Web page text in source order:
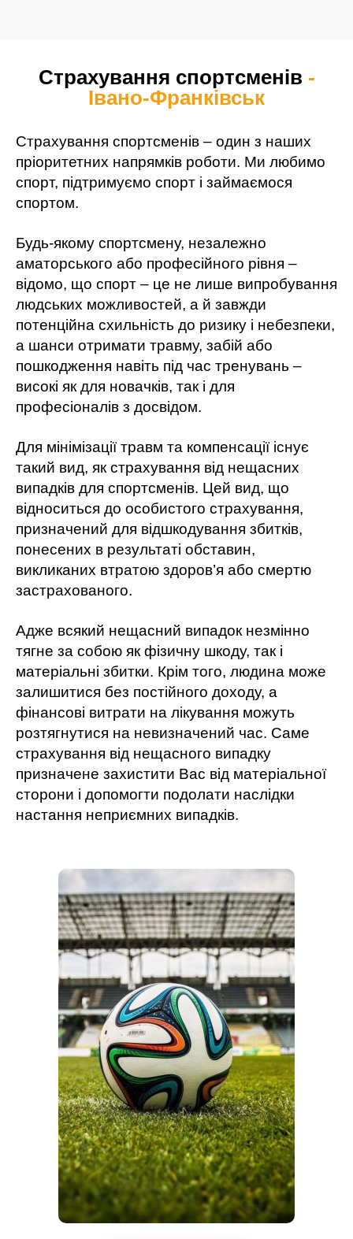
Страхування спортсменів -
Івано-Франківськ
Страхування спортсменів – один з наших
пріоритетних напрямків роботи. Ми любимо
спорт, підтримуємо спорт і займаємося
спортом.
Будь-якому спортсмену, незалежно
аматорського або професійного рівня –
відомо, що спорт – це не лише випробування
людських можливостей, а й завжди
потенційна схильність до ризику і небезпеки,
а шанси отримати травму, забій або
пошкодження навіть під час тренувань –
високі як для новачків, так і для
професіоналів з досвідом.
Для мінімізації травм та компенсації існує
такий вид, як страхування від нещасних
випадків для спортсменів. Цей вид, що
відноситься до особистого страхування,
призначений для відшкодування збитків,
понесених в результаті обставин,
викликаних втратою здоров’я або смертю
застрахованого.
Адже всякий нещасний випадок незмінно
тягне за собою як фізичну шкоду, так і
матеріальні збитки. Крім того, людина може
залишитися без постійного доходу, а
фінансові витрати на лікування можуть
розтягнутися на невизначений час. Саме
страхування від нещасного випадку
призначене захистити Вас від матеріальної
сторони і допомогти подолати наслідки
настання неприємних випадків.